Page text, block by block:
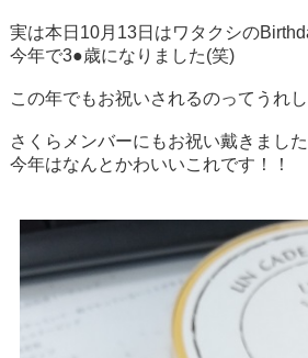
実は本日10月13日はワタクシの
今年で3●歳になりました(笑)
この年でもお祝いされるのってうれ
さくらメンバーにもお祝い戴きました
今年はなんとかわいいこれです！！